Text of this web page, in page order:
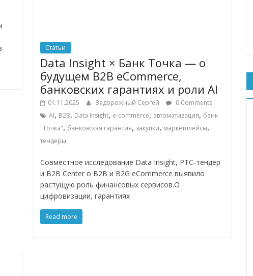
Статьи
Data Insight × Банк Точка — о
будущем B2B eCommerce,
банковских гарантиях и роли AI
01.11.2025 Задорожный Сергей
0 Comments
AI, B2B, Data Insight, e-commerce, автоматизация, банк
"Точка", банковская гарантия, закупки, маркетплейсы,
тендеры
Совместное исследование Data Insight, РТС-тендер
и B2B Center о B2B и B2G eCommerce выявило
растущую роль финансовых сервисов.О
цифровизации, гарантиях
Read more